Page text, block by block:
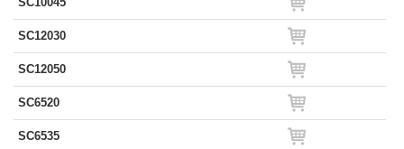
SC12030
SC12050
SC6520
SC6535